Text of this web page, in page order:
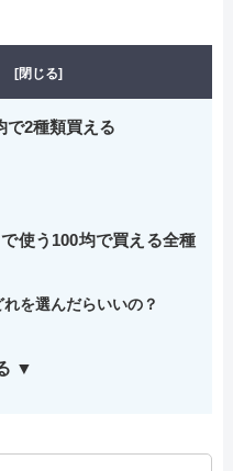
[閉じる]
で2種類買える
使う100均で買える全種
を選んだらいいの？
▼